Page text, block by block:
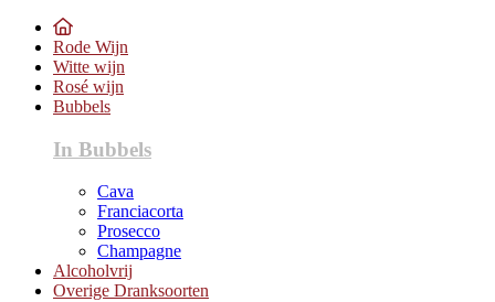
Rode Wijn
Witte wijn
Rosé wijn
Bubbels
In Bubbels
Cava
Franciacorta
Prosecco
Champagne
Alcoholvrij
Overige Dranksoorten